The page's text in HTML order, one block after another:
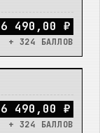
6 490,00 ₽
+ 324 БАЛЛОВ
6 490,00 ₽
+ 324 БАЛЛОВ